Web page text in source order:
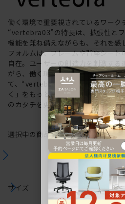
働く環境で重要視されているワーク
“vertebra03”の特長は、拡張性と
機能を兼ね備えながらも、それを感
フォルムは、フレームや背座シー
自在。ユーザーの創造力を刺激す
がら、働く環境や個人の美意識を投
て、“vertebra03”をアップデート
く」をもっと自由に。これからも
のカタチを更新していきます。
選択中の商品情報保証注意事項
サイズ